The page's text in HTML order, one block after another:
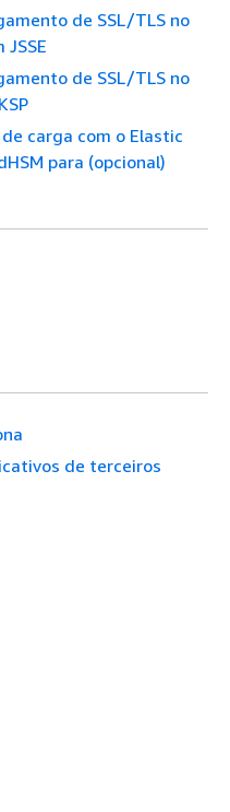
de SSL/TLS no
de SSL/TLS no
carga com o Elastic
para (opcional)
de terceiros